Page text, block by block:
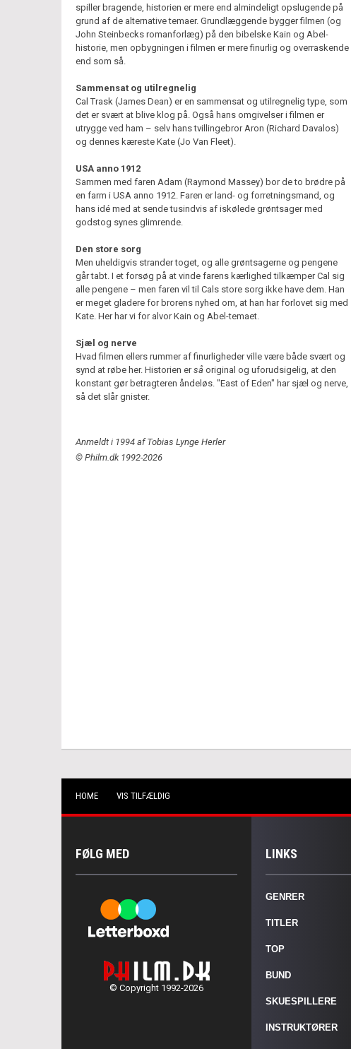
spiller bragende, historien er mere end almindeligt opslugende på
grund af de alternative temaer. Grundlæggende bygger filmen (og
John Steinbecks romanforlæg) på den bibelske Kain og Abel-
historie, men opbygningen i filmen er mere finurlig og overraskende
end som så.
Sammensat og utilregnelig
Cal Trask (James Dean) er en sammensat og utilregnelig type, som
det er svært at blive klog på. Også hans omgivelser i filmen er
utrygge ved ham – selv hans tvillingebror Aron (Richard Davalos)
og dennes kæreste Kate (Jo Van Fleet).
USA anno 1912
Sammen med faren Adam (Raymond Massey) bor de to brødre på
en farm i USA anno 1912. Faren er land- og forretningsmand, og
hans idé med at sende tusindvis af iskølede grøntsager med
godstog synes glimrende.
Den store sorg
Men uheldigvis strander toget, og alle grøntsagerne og pengene
går tabt. I et forsøg på at vinde farens kærlighed tilkæmper Cal sig
alle pengene – men faren vil til Cals store sorg ikke have dem. Han
er meget gladere for brorens nyhed om, at han har forlovet sig med
Kate. Her har vi for alvor Kain og Abel-temaet.
Sjæl og nerve
Hvad filmen ellers rummer af finurligheder ville være både svært og
synd at røbe her. Historien erså original og uforudsigelig, at den
konstant gør betragteren åndeløs. "East of Eden" har sjæl og nerve,
så det slår gnister.
Anmeldt i 1994 af Tobias Lynge Herler
© Philm.dk 1992-2026
HOME VIS TILFÆLDIG
FØLG MED
© Copyright 1992-2026
LINKS
GENRER
TITLER
TOP
BUND
SKUESPILLERE
INSTRUKTØRER